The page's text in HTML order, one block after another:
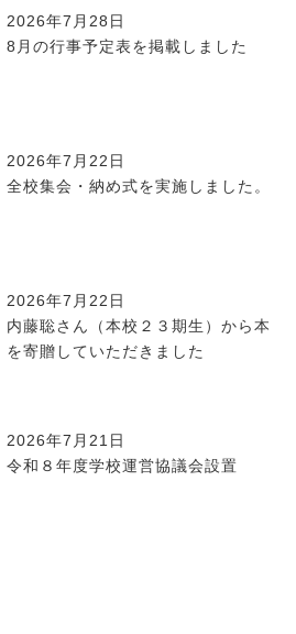
2026年7月28日
8月の行事予定表を掲載しました
2026年7月22日
全校集会・納め式を実施しました。
2026年7月22日
内藤聡さん（本校２３期生）から本
を寄贈していただきました
2026年7月21日
令和８年度学校運営協議会設置